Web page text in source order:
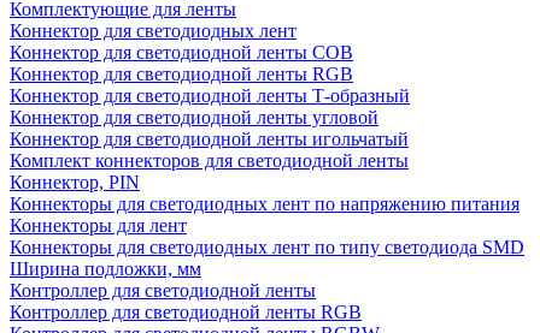
Комплектующие для ленты
Коннектор для светодиодных лент
Коннектор для светодиодной ленты COB
Коннектор для светодиодной ленты RGB
Коннектор для светодиодной ленты Т-образный
Коннектор для светодиодной ленты угловой
Коннектор для светодиодной ленты игольчатый
Комплект коннекторов для светодиодной ленты
Коннектор, PIN
Коннекторы для светодиодных лент по напряжению питания
Коннекторы для лент
Коннекторы для светодиодных лент по типу светодиода SMD
Ширина подложки, мм
Контроллер для светодиодной ленты
Контроллер для светодиодной ленты RGB